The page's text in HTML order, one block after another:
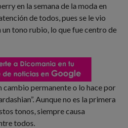
en la semana de la moda en
de todos, pues se le vio
tono rubio, lo que fue centro de
cambio permanente o lo hace por
Aunque no es la primera
tonos, siempre causa
todos.